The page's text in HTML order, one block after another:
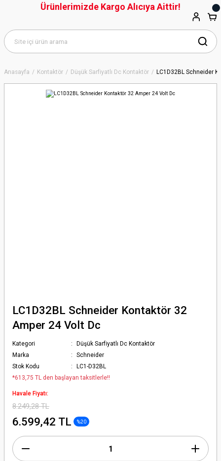
Anasayfa Kontaktör Düşük Sarfiyatlı Dc Kontaktör LC1D32BL Schneider
LC1D32BL Schneider Kontaktör 32
Amper 24 Volt Dc
Kategori
Düşük Sarfiyatlı Dc Kontaktör
Marka
Schneider
Stok Kodu
LC1-D32BL
*613,75 TL den başlayan taksitlerle!!
Havale Fiyatı:
8.249,28 TL
6.599,42 TL %20
Ürünlerimizde Kargo Alıcıya Aittir!